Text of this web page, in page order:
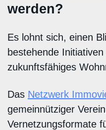
werden?
Es lohnt sich, einen
bestehende
zukunftsfähiges
Das Netzwerk
gemeinnütziger
Vernetzungsformate